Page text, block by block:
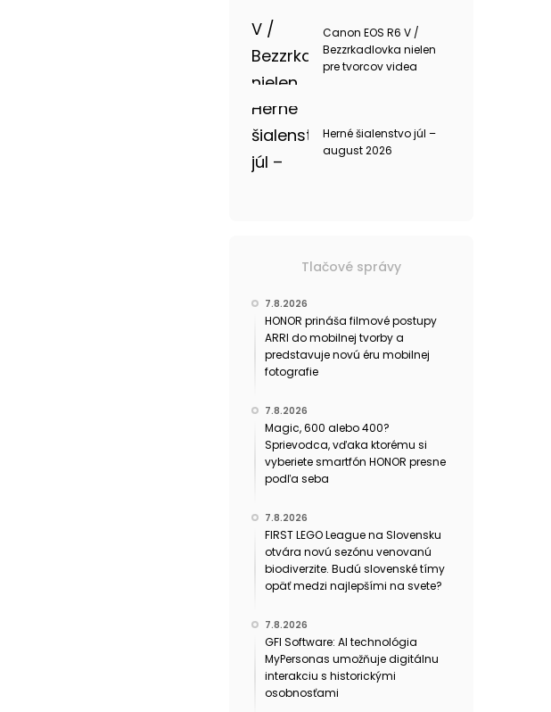
Canon EOS R6 V /
Bezzrkadlovka nielen
pre tvorcov videa
Herné šialenstvo júl –
august 2026
Tlačové správy
7.8.2026
HONOR prináša filmové postupy
ARRI do mobilnej tvorby a
predstavuje novú éru mobilnej
fotografie
7.8.2026
Magic, 600 alebo 400?
Sprievodca, vďaka ktorému si
vyberiete smartfón HONOR presne
podľa seba
7.8.2026
FIRST LEGO League na Slovensku
otvára novú sezónu venovanú
biodiverzite. Budú slovenské tímy
opäť medzi najlepšími na svete?
7.8.2026
GFI Software: AI technológia
MyPersonas umožňuje digitálnu
interakciu s historickými
osobnosťami